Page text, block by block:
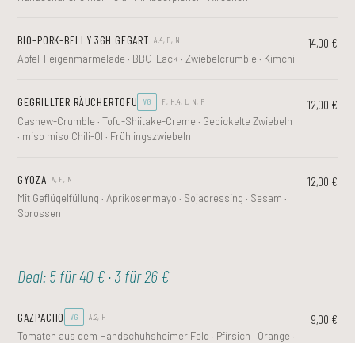
BIO-PORK-BELLY 36H GEGART A.4, F, N
Apfel-Feigenmarmelade · BBQ-Lack · Zwiebelcrumble · Kimchi
14,00 €
GEGRILLTER RÄUCHERTOFU VG F, H.4, L, N, P
Cashew-Crumble · Tofu-Shiitake-Creme · Gepickelte Zwiebeln
· miso miso Chili-Öl · Frühlingszwiebeln
12,00 €
GYOZA A, F, N
Mit Geflügelfüllung · Aprikosenmayo · Sojadressing · Sesam ·
Sprossen
12,00 €
Deal: 5 für 40 € · 3 für 26 €
GAZPACHO VG A.2, H
Tomaten aus dem Handschuhsheimer Feld · Pfirsich · Orange ·
9,00 €